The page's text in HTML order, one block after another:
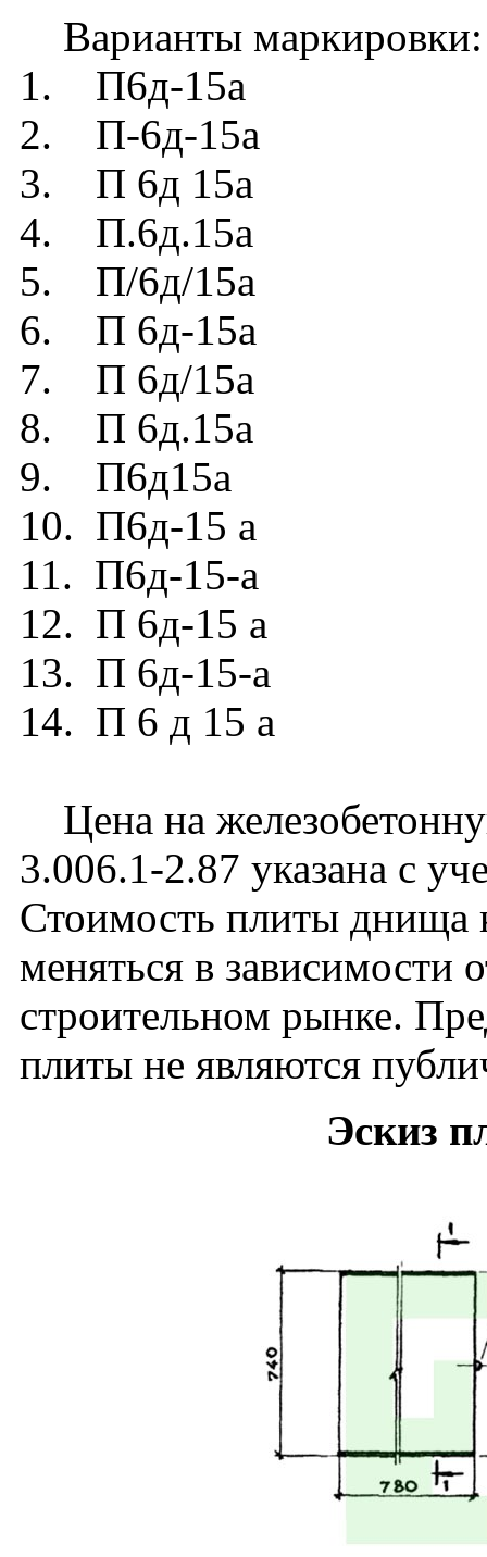
Варианты маркировки:
1. П6д-15а
2. П-6д-15а
3. П 6д 15а
4. П.6д.15а
5. П/6д/15а
6. П 6д-15а
7. П 6д/15а
8. П 6д.15а
9. П6д15а
10. П6д-15 а
11. П6д-15-а
12. П 6д-15 а
13. П 6д-15-а
14. П 6 д 15 а
Цена на
3.006.1-2.87 указана с
Стоимость плиты днища
меняться в зависимости
строительном рынке.
плиты не являются
Эскиз